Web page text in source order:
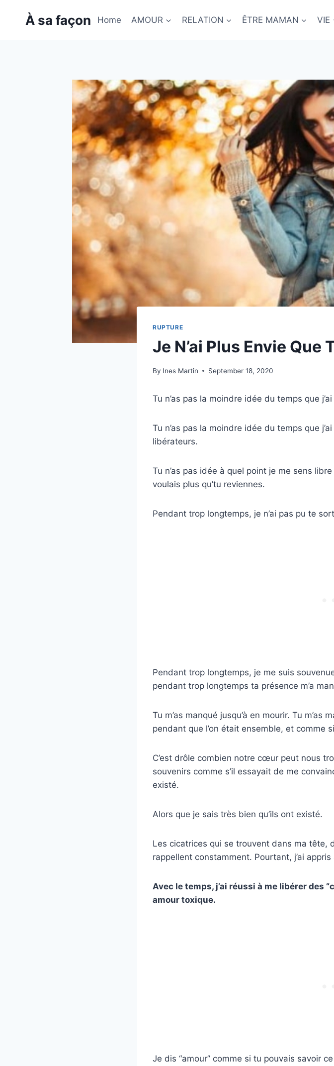
À sa façon Home AMOUR RELATION ÊTRE MAMAN VIE
RUPTURE
Je N’ai Plus Envie Que
By Ines Martin September 18, 2020
Tu n’as pas la moindre idée du temps que
Tu n’as pas la moindre idée du temps que
libérateurs.
Tu n’as pas idée à quel point je me sens
voulais plus qu’tu reviennes.
Pendant trop longtemps, je n’ai pas pu te
Pendant trop longtemps, je me suis
pendant trop longtemps ta présence m’a
Tu m’as manqué jusqu’à en mourir. Tu m’as
pendant que l’on était ensemble, et comme
C’est drôle combien notre cœur peut nous
souvenirs comme s’il essayait de me
existé.
Alors que je sais très bien qu’ils ont existé.
Les cicatrices qui se trouvent dans ma
rappellent constamment. Pourtant, j’ai
Avec le temps, j’ai réussi à me libérer des
amour toxique.
Je dis “amour” comme si tu pouvais savoir